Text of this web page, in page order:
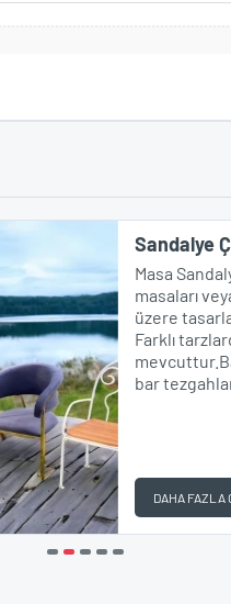
Sandalye
Masa Sandalyeleri
masaları veya ofis
üzere tasarlanan
Farklı tarzlarda,
mevcuttur.Bar
bar tezgahları veya
DAHA FAZLA OKU